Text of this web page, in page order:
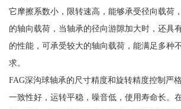
它摩擦系数小，限转速高，能够承受径向载荷
的轴向载荷，当轴承的径向游隙加大时，还具
的性能，可承受较大的轴向载荷，能满足多种
求。
FAG深沟球轴承的尺寸精度和旋转精度控制严
一致性好，运转平稳，噪音低，使用寿命长。